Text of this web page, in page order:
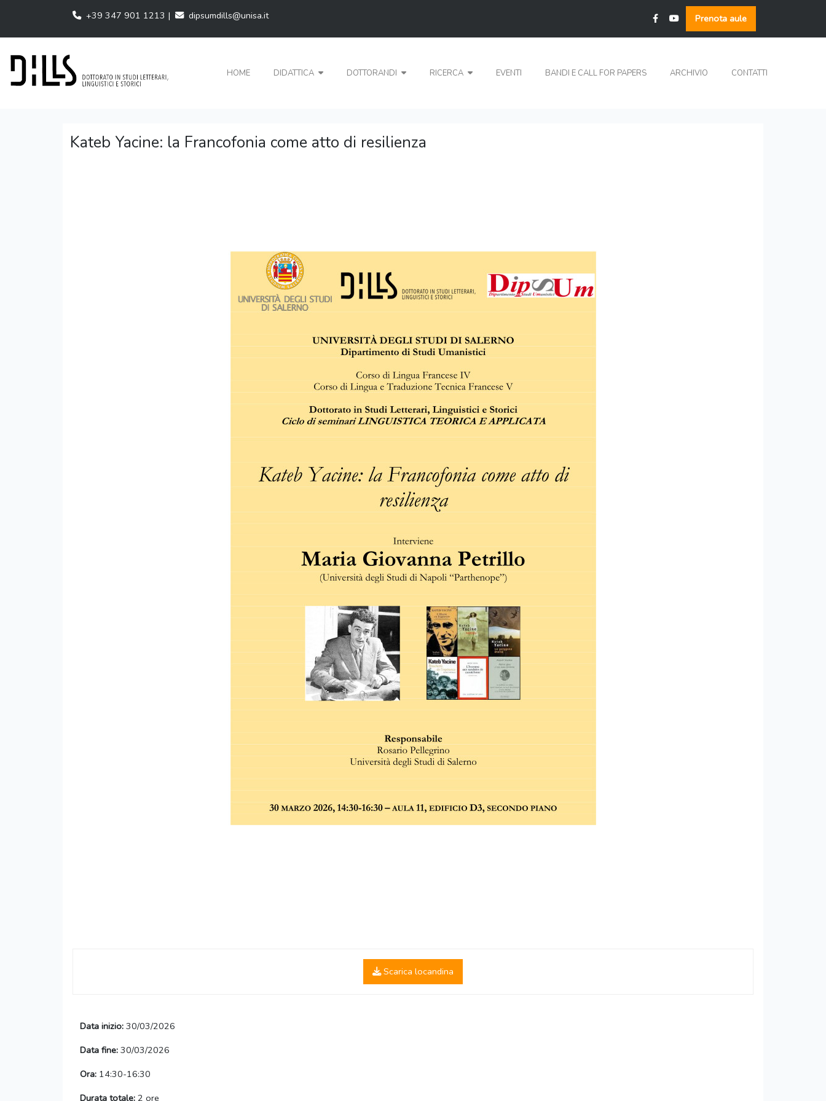
+39 347 901 1213 | dipsumdills@unisa.it Prenota aule
HOME DIDATTICA DOTTORANDI RICERCA EVENTI BANDI E CALL FOR PAPERS ARCHIVIO CONTATTI
Kateb Yacine: la Francofonia come atto di resilienza
Scarica locandina
Data inizio: 30/03/2026
Data fine: 30/03/2026
Ora: 14:30-16:30
Durata totale: 2 ore